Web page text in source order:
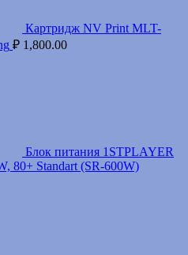
Картридж NV Print MLT-
₽ 1,800.00
Блок питания 1STPLAYER
80+ Standart (SR-600W)